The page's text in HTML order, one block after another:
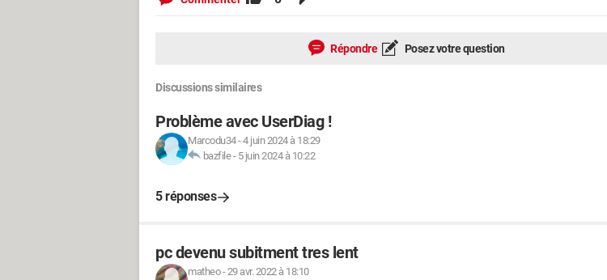
Répondre Posez votre question
Discussions similaires
Problème avec UserDiag !
Marcodu34-4 juin 2024 à 18:29
bazfile- 5 juin 2024 à 10:22
5 réponses
pc devenu subitment tres lent
matheo-29 avr. 2022 à 18:10